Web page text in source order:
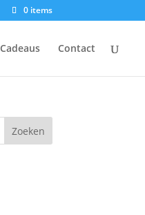
0 items
Cadeaus Contact